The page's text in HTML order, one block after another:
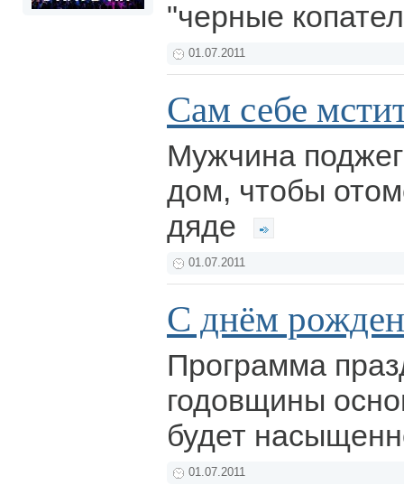
"черные
01.07.2011
Сам себе
Мужчина
дом, чтобы
дяде
01.07.2011
С днём
Программа
годовщины
будет
01.07.2011